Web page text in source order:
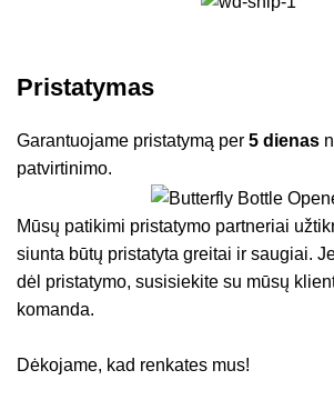
Pristatymas
Garantuojame pristatymą per5 dienas
patvirtinimo.
Mūsų patikimi pristatymo partneriai
siunta būtų pristatyta greitai ir saugiai.
dėl pristatymo, susisiekite su mūsų
komanda.
Dėkojame, kad renkates mus!